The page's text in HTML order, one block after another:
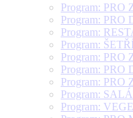
Program: PRO
Program:
Program:
Program:
Program:
Program: PRO
Program: PRO
Program:
Program: